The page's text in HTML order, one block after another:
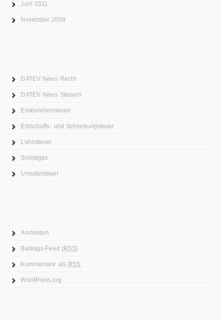
Juni 2011
November 2009
DATEV News Recht
DATEV News Steuern
Einkommensteuer
Erbschafts- und Schenkungsteuer
Lohnsteuer
Sonstiges
Umsatzsteuer
Anmelden
Beitrags-Feed (RSS)
Kommentare als RSS
WordPress.org